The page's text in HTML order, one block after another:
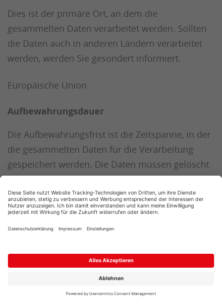
Dies ist der primäre Ort, an dem die
gesammelten Daten verarbeitet werden. Sollten
die Daten auch in anderen Ländern verarbeitet
werden, werden Sie gesondert informiert.
Europäische Union
Aufbewahrungsdauer
Die Aufbewahrungsfrist ist die Zeitspanne, in der
die gesammelten Daten für die Verarbeitung
gespeichert werden. Die Daten müssen gelöscht
werden, sobald sie für die angegebenen
Verarbeitungszwecke nicht mehr benötigt
werden.
Verantwortlichen bis zu 50 Monate lang
gespeichert.
Weitergabe an Drittländer